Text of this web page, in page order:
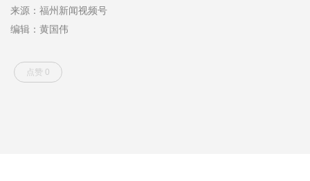
来源：福州新闻视频号
编辑：黄国伟
点赞 0